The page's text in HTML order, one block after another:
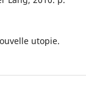
utopie.